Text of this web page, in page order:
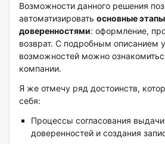
Возможности данного решения
автоматизировать основные
доверенностями: оформление,
возврат. С подробным описанием
возможностей можно
компании.
Я же отмечу ряд достоинств,
себя:
Процессы согласования
доверенностей и создания